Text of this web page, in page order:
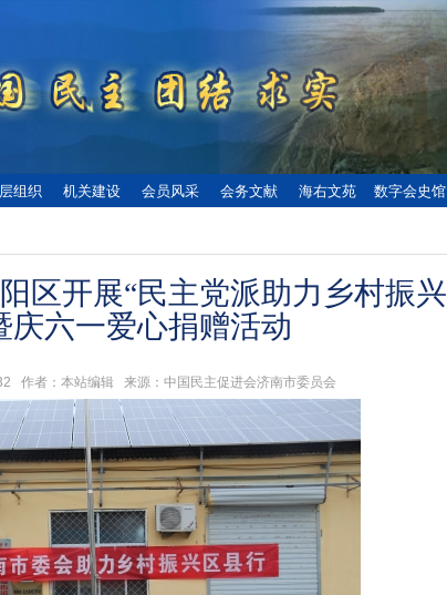
组织 机关建设 会员风采 会务文献 海右文苑 数字会史馆
区开展“民主党派助力乡村振兴
庆六一爱心捐赠活动
作者：本站编辑 来源：中国民主促进会济南市委员会